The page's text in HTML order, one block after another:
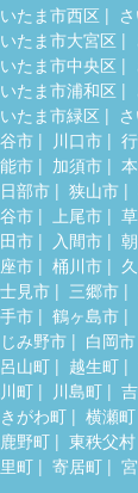
たま市西区
たま市大宮区
たま市中央区
たま市浦和区
たま市緑区
市
川口市
市
加須市
部市
狭山市
市
上尾市
市
入間市
市
桶川市
見市
三郷市
市
鶴ヶ島市
み野市
白岡市
山町
越生町
町
川島町
がわ町
横瀬町
野町
東秩父村
里町
寄居町